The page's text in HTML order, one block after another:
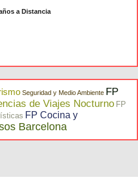
a Distancia
Seguridad y Medio Ambiente FP
de Viajes Nocturno FP
FP Cocina y
Barcelona